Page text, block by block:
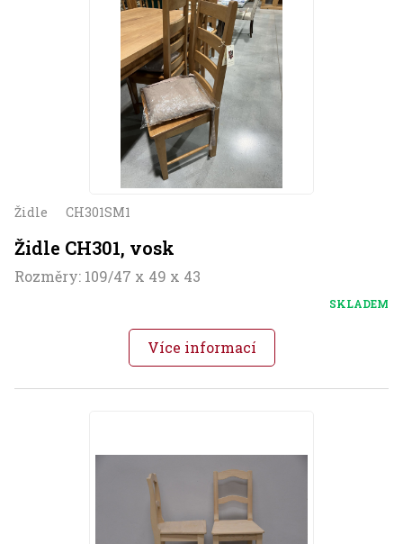
Židle CH301SM1
Židle CH301, vosk
Rozměry: 109/47 x 49 x 43
SKLADEM
Více informací